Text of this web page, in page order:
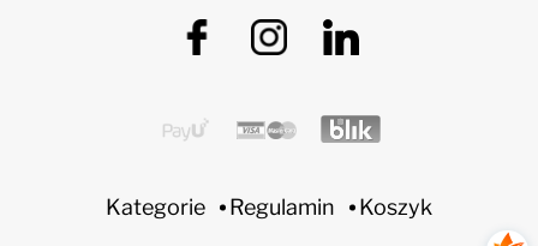
Kategorie Regulamin Koszyk